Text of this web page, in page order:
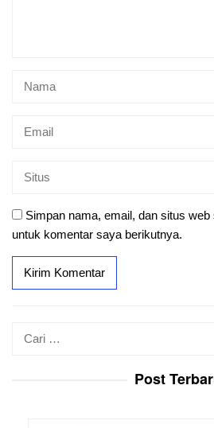
Simpan nama, email, dan situs
untuk komentar saya berikutnya.
Post